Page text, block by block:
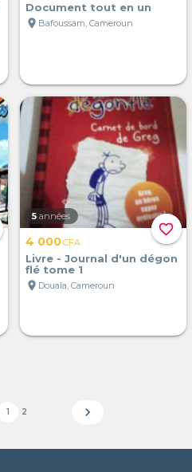
Document tout en un
location_on Bafoussam, Cameroun
favorite_border
5 années
4 000CFA
Livre - Journal d'un dégon
flé tome 1
location_on Douala, Cameroun
1 2 chevron_right